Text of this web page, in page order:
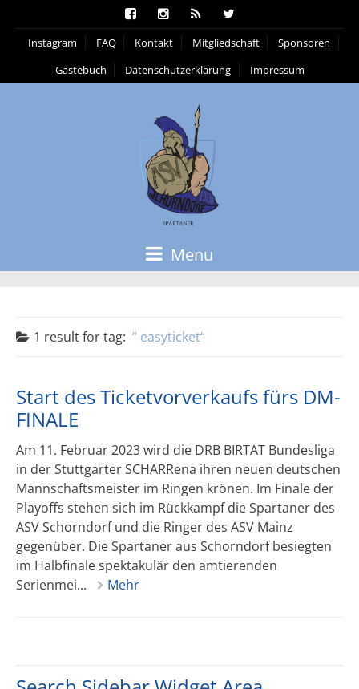
Instagram FAQ Kontakt Mitgliedschaft
Sponsoren
Gästebuch
Datenschutzerklärung Impressum
Menu
1 result fortag: easyticket
Start des Ticketvorverkaufs fürs DM-
FINALE
Am 11. Februar 2023 wird die DRB BIRTAT Bundesliga
in der Stuttgarter SCHARRena ihren neuen deutschen
Mannschaftsmeister im Ringen krönen. Im Finale der
Playoffs stehen sich im Rückkampf die Spartaner des
ASV Schorndorf und die Ringer des ASV Mainz
gegenüber. Die Spartaner aus Schorndorf besiegten
im Halbfinale spektakulär den amtierenden
Serienmei...
Mehr